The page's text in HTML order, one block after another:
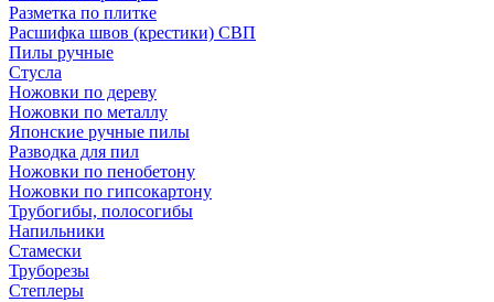
Разметка по плитке
Расшифка швов (крестики) СВП
Пилы ручные
Стусла
Ножовки по дереву
Ножовки по металлу
Японские ручные пилы
Разводка для пил
Ножовки по пенобетону
Ножовки по гипсокартону
Трубогибы, полосогибы
Напильники
Стамески
Труборезы
Степлеры